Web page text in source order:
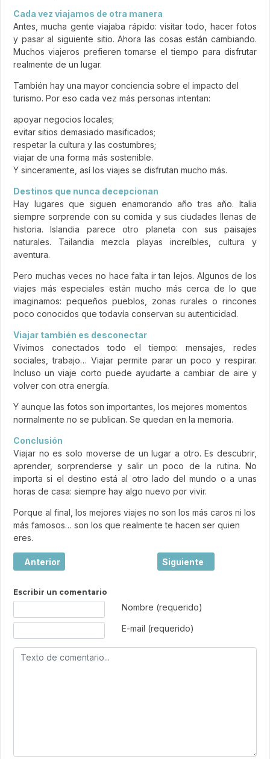
Cada vez viajamos de otra manera
Antes, mucha gente viajaba rápido: visitar todo, hacer fotos
y pasar al siguiente sitio. Ahora las cosas están cambiando.
Muchos viajeros prefieren tomarse el tiempo para disfrutar
realmente de un lugar.
También hay una mayor conciencia sobre el impacto del
turismo. Por eso cada vez más personas intentan:
apoyar negocios locales;
evitar sitios demasiado masificados;
respetar la cultura y las costumbres;
viajar de una forma más sostenible.
Y sinceramente, así los viajes se disfrutan mucho más.
Destinos que nunca decepcionan
Hay lugares que siguen enamorando año tras año. Italia
siempre sorprende con su comida y sus ciudades llenas de
historia. Islandia parece otro planeta con sus paisajes
naturales. Tailandia mezcla playas increíbles, cultura y
aventura.
Pero muchas veces no hace falta ir tan lejos. Algunos de los
viajes más especiales están mucho más cerca de lo que
imaginamos: pequeños pueblos, zonas rurales o rincones
poco conocidos que todavía conservan su autenticidad.
Viajar también es desconectar
Vivimos conectados todo el tiempo: mensajes, redes
sociales, trabajo… Viajar permite parar un poco y respirar.
Incluso un viaje corto puede ayudarte a cambiar de aire y
volver con otra energía.
Y aunque las fotos son importantes, los mejores momentos
normalmente no se publican. Se quedan en la memoria.
Conclusión
Viajar no es solo moverse de un lugar a otro. Es descubrir,
aprender, sorprenderse y salir un poco de la rutina. No
importa si el destino está al otro lado del mundo o a unas
horas de casa: siempre hay algo nuevo por vivir.
Porque al final, los mejores viajes no son los más caros ni los
más famosos… son los que realmente te hacen ser quien
eres.
Artículo anterior: El boom de los city breaks en España:
Anterior Artículo siguiente: Los
Siguiente
Escribir un comentario
Nombre (requerido)
E-mail (requerido)